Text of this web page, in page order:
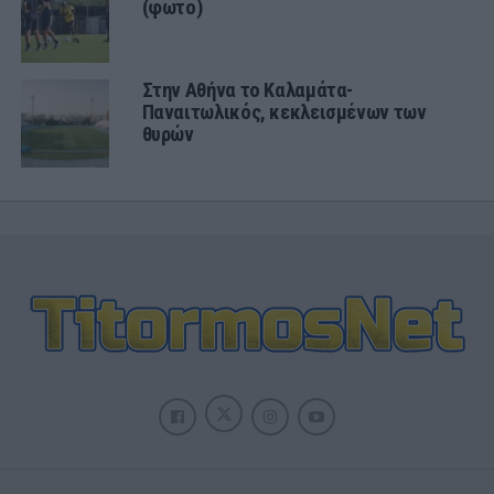
(φωτο)
Στην Αθήνα το Καλαμάτα-
Παναιτωλικός, κεκλεισμένων των
θυρών